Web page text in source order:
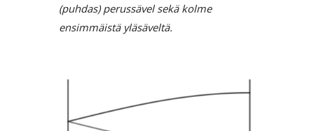
(puhdas) perussävel sekä kolme
ensimmäistä yläsäveltä.